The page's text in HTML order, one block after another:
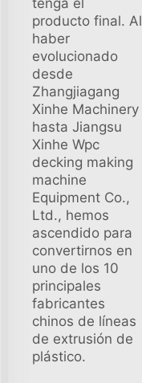
tenga el
producto final. Al
haber
evolucionado
desde
Zhangjiagang
Xinhe Machinery
hasta Jiangsu
Xinhe Wpc
decking making
machine
Equipment Co.,
Ltd., hemos
ascendido para
convertirnos en
uno de los 10
principales
fabricantes
chinos de líneas
de extrusión de
plástico.